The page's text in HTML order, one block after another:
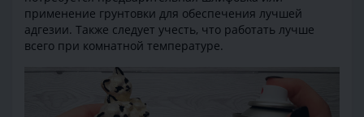
применение грунтовки для обеспечения лучшей
адгезии. Также следует учесть, что работать лучше
всего при комнатной температуре.